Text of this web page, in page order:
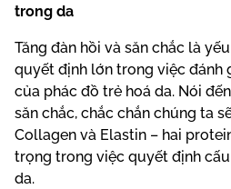
trong da
Tăng đàn hồi và săn chắc là
quyết định lớn trong việc đánh
của phác đồ trẻ hoá da. Nói
săn chắc, chắc chắn chúng ta
Collagen và Elastin – hai
trọng trong việc quyết định
da.